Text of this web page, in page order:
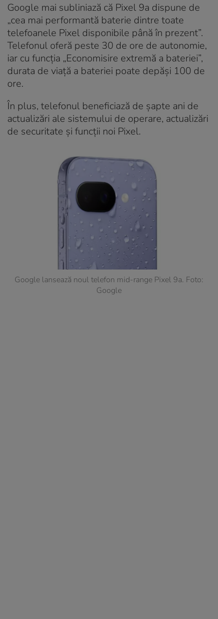
Google mai subliniază că Pixel 9a dispune de
„cea mai performantă baterie dintre toate
telefoanele Pixel disponibile până în prezent”.
Telefonul oferă peste 30 de ore de autonomie,
iar cu funcția „Economisire extremă a bateriei”,
durata de viață a bateriei poate depăși 100 de
ore.
În plus, telefonul beneficiază de șapte ani de
actualizări ale sistemului de operare, actualizări
de securitate și funcții noi Pixel.
Google lansează noul telefon mid-range Pixel 9a. Foto:
Google